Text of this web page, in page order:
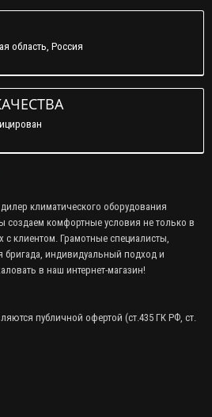
область, Россия
климатического оборудования
создаем комфортные условия не только в
клиентом. Грамотные специалисты,
индивидуальный подход и
в наш интернет-магазин!
публичной офертой (ст.435 ГК РФ, cт.